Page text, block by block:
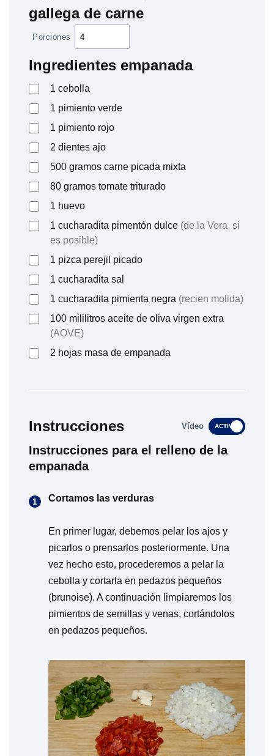
gallega de carne
Porciones
Ingredientes empanada
1 cebolla
1 pimiento verde
1 pimiento rojo
2 dientes ajo
500 gramos carne picada mixta
80 gramos tomate triturado
1 huevo
1 cucharadita pimentón dulce (de la Vera, si
es posible)
1 pizca perejil picado
1 cucharadita sal
1 cucharadita pimienta negra (recien molida)
100 mililitros aceite de oliva virgen extra
(AOVE)
2 hojas masa de empanada
Instrucciones Vídeo ACTIVO
Instrucciones para el relleno de la
empanada
Cortamos las verduras
En primer lugar, debemos pelar los ajos y
picarlos o prensarlos posteriormente. Una
vez hecho esto, procederemos a pelar la
cebolla y cortarla en pedazos pequeños
(brunoise). A continuación limpiaremos los
pimientos de semillas y venas, cortándolos
en pedazos pequeños.